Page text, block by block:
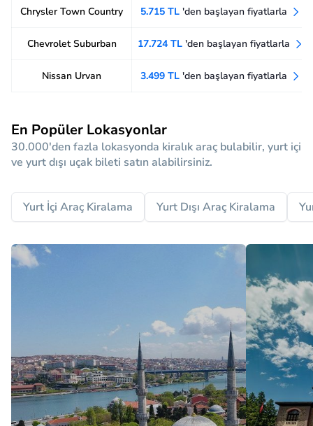
Chrysler Town Country 5.715 TL'den başlayan fiyatlarla
Chevrolet Suburban 17.724 TL'den başlayan fiyatlarla
Nissan Urvan 3.499 TL'den başlayan fiyatlarla
En Popüler Lokasyonlar
30.000'den fazla lokasyonda kiralık araç bulabilir, yurt içi
ve yurt dışı uçak bileti satın alabilirsiniz.
Yurt İçi Araç Kiralama Yurt Dışı Araç Kiralama